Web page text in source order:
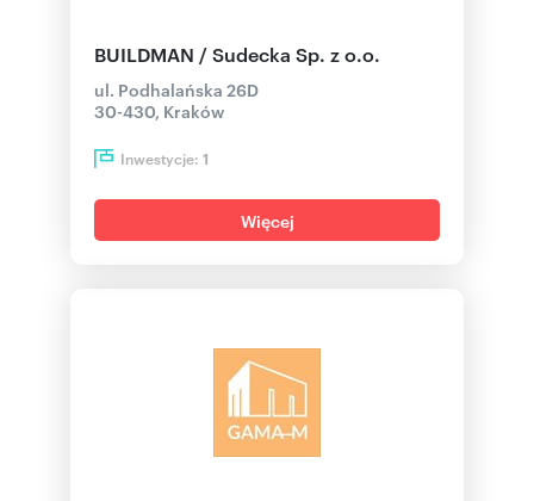
BUILDMAN / Sudecka Sp. z o.o.
ul. Podhalańska 26D
30-430, Kraków
Inwestycje: 1
Więcej